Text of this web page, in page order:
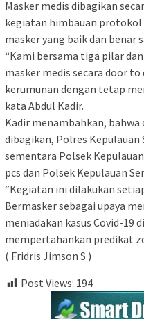
Masker medis dibagikan
kegiatan himbauan
masker yang baik dan benar
“Kami bersama tiga pilar
masker medis secara door
kerumunan dengan tetap
kata Abdul Kadir.
Kadir menambahkan, bahwa
dibagikan, Polres Kepulauan
sementara Polsek
pcs dan Polsek Kepulauan
“Kegiatan ini dilakukan
Bermasker sebagai upaya
meniadakan kasus Covid-19
mempertahankan predikat
( Fridris Jimson S )
Post Views: 194